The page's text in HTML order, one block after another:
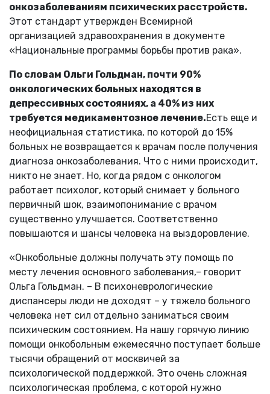
онкозаболеваниям психических расстройств.
Этот стандарт утвержден Всемирной
организацией здравоохранения в документе
«Национальные программы борьбы против рака».
По словам Ольги Гольдман, почти 90%
онкологических больных находятся в
депрессивных состояниях, а 40% из них
требуется медикаментозное лечение.Есть еще и
неофициальная статистика, по которой до 15%
больных не возвращается к врачам после получения
диагноза онкозаболевания. Что с ними происходит,
никто не знает. Но, когда рядом с онкологом
работает психолог, который снимает у больного
первичный шок, взаимопонимание с врачом
существенно улучшается. Соответственно
повышаются и шансы человека на выздоровление.
«Онкобольные должны получать эту помощь по
месту лечения основного заболевания,– говорит
Ольга Гольдман. – В психоневрологические
диспансеры люди не доходят – у тяжело больного
человека нет сил отдельно заниматься своим
психическим состоянием. На нашу горячую линию
помощи онкобольным ежемесячно поступает больше
тысячи обращений от москвичей за
психологической поддержкой. Это очень сложная
психологическая проблема, с которой нужно